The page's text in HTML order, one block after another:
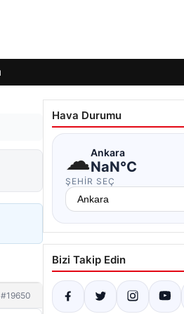
#19650
Hava Durumu
☁Ankara
NaN°C
ŞEHIR SEÇ
Bizi Takip Edin